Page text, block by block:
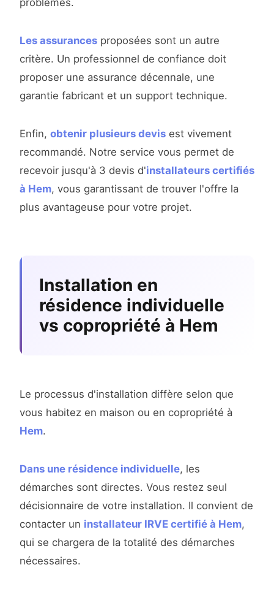
problèmes.
Les assurances proposées sont un autre
critère. Un professionnel de confiance doit
proposer une assurance décennale, une
garantie fabricant et un support technique.
Enfin, obtenir plusieurs devis est vivement
recommandé. Notre service vous permet de
recevoir jusqu'à 3 devis d'installateurs certifiés
à Hem, vous garantissant de trouver l'offre la
plus avantageuse pour votre projet.
Installation en
résidence individuelle
vs copropriété à Hem
Le processus d'installation diffère selon que
vous habitez en maison ou en copropriété à
Hem.
Dans une résidence individuelle, les
démarches sont directes. Vous restez seul
décisionnaire de votre installation. Il convient de
contacter un installateur IRVE certifié à Hem,
qui se chargera de la totalité des démarches
nécessaires.